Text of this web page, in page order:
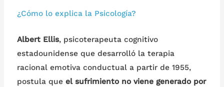
¿Cómo lo explica la Psicología?
Albert Ellis, psicoterapeuta cognitivo
estadounidense que desarrolló la terapia
racional emotiva conductual a partir de 1955,
postula que el sufrimiento no viene generado por